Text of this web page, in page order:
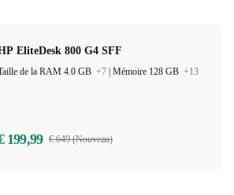
EliteDesk 800 G4 SFF
de la RAM 4.0 GB +7 Mémoire 128 GB +13
199,99 € 649 (Nouveau)